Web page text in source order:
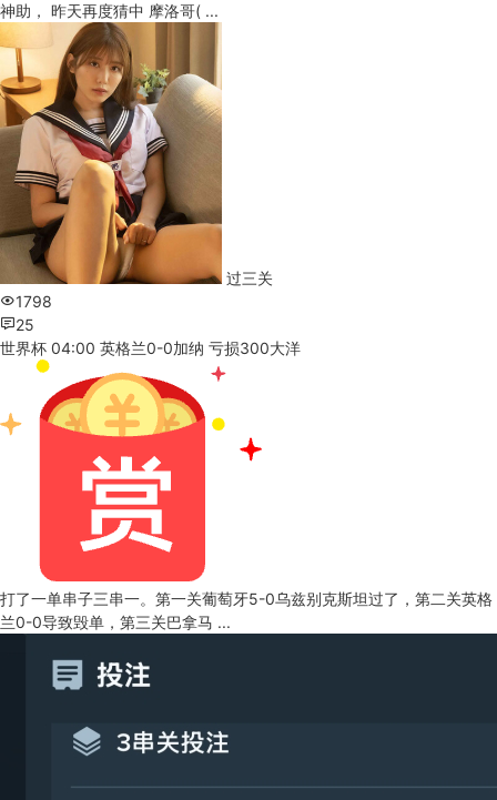
神助， 昨天再度猜中 摩洛哥( ...
过三关
1798
25
世界杯 04:00 英格兰0-0加纳 亏损300大洋
打了一单串子三串一。第一关葡萄牙5-0乌兹别克斯坦过了，第二关英格
兰0-0导致毁单，第三关巴拿马 ...